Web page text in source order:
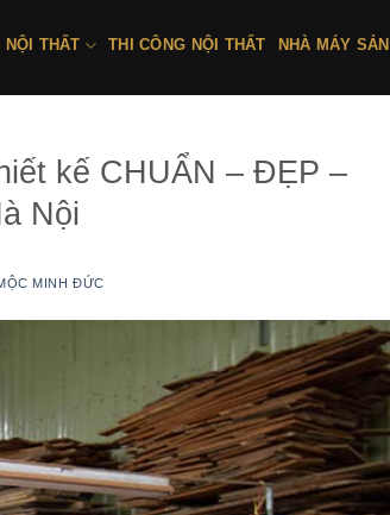
THẤT THI CÔNG NỘI THẤT NHÀ MÁY
kế CHUẨN – ĐẸP –
Nội
MINH ĐỨC